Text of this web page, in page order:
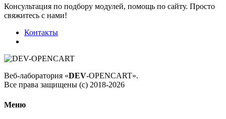
Консультация по подбору модулей, помощь по сайту. Просто
свяжитесь с нами!
Контакты
Веб-лаборатория «DEV-OPENCART».
Все права защищены (с) 2018-2026
Меню